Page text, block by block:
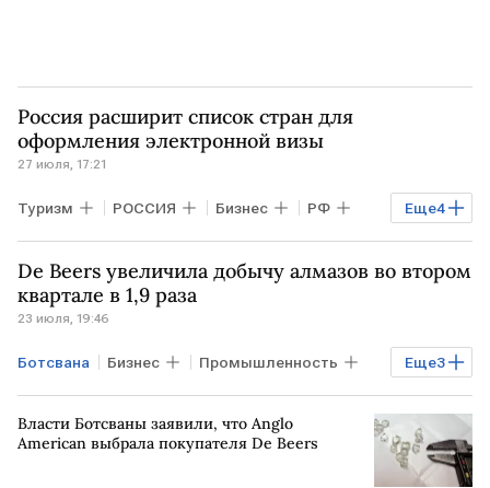
Россия расширит список стран для
оформления электронной визы
27 июля, 17:21
Еще4
Туризм РОССИЯ Бизнес РФ
ЭФИОПИЯ ТАНЗАНИЯ МИД РФ
De Beers увеличила добычу алмазов во втором
квартале в 1,9 раза
23 июля, 19:46
Еще3
Ботсвана Бизнес Промышленность
НАМИБИЯ КАНАДА De Beers
Власти Ботсваны заявили, что Anglo
American выбрала покупателя De Beers